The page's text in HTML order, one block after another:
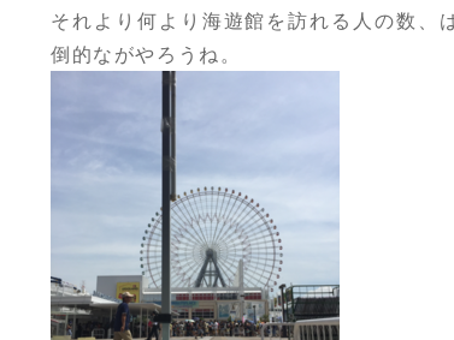
それより何より海遊館を訪れる人の数、
倒的ながやろうね。